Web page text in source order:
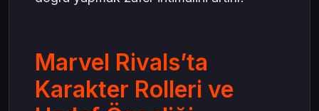
Marvel Rivals’ta
Karakter Rolleri ve